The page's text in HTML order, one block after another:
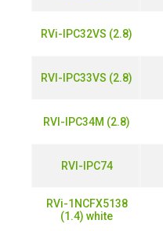
RVi-IPC32VS (2.8)
RVI-IPC33VS (2.8)
RVI-IPC34M (2.8)
RVI-IPC74
RVi-1NCFX5138
(1.4) white